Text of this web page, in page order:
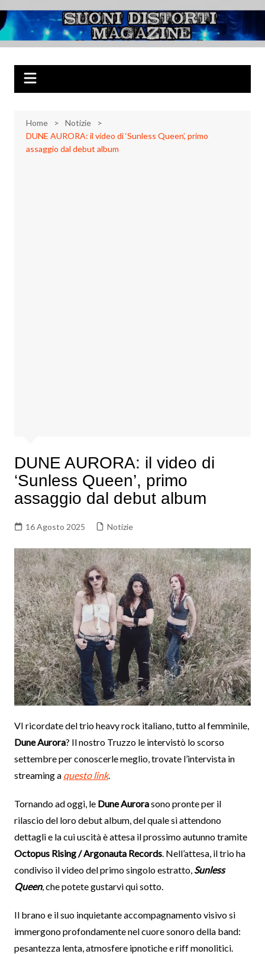
al
contenuto
Suoni Distorti
Magazine
Musica Rock, Metal, Punk e varie sonorità alternative
Home
Notizie
DUNE AURORA: il video di ‘Sunless Queen’, primo
assaggio dal debut album
DUNE AURORA: il video di
‘Sunless Queen’, primo
assaggio dal debut album
16 Agosto 2025 Notizie
VI ricordate del trio heavy rock italiano, tutto al femminile,
Dune Aurora? Il nostro Truzzo le intervistò lo scorso
settembre per conoscerle meglio, trovate l’intervista in
streaming a questo link.
Tornando ad oggi, le Dune Aurorasono pronte per il
rilascio del loro debut album, del quale si attendono
dettagli e la cui uscità è attesa il prossimo autunno tramite
Octopus Rising / Argonauta Records. Nell’attesa, il trio ha
condiviso il video del primo singolo estratto, Sunless
Queen, che potete gustarvi qui sotto.
Il brano e il suo inquietante accompagnamento visivo si
immergono profondamente nel cuore sonoro della band:
pesantezza lenta, atmosfere ipnotiche e riff monolitici.